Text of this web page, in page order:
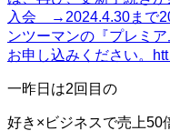
入会 →2024.4.30まで
ンツーマンの『プレミ
お申し込みください。
一昨日は2回目の
好き×ビジネスで売上50